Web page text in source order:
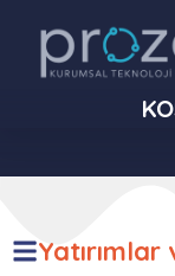
Yatırımlar